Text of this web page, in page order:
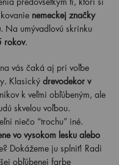
nemeckej značky
. Na umývadlovú skrinku
rokov.
vás čaká aj pri voľbe
Klasický drevodekor v
k veľmi obľúbeným, ale
skvelou voľbou.
niečo “trochu” iné.
vo vysokom lesku alebo
Dokážeme ju splniť! Radi
obľúbenej farbe